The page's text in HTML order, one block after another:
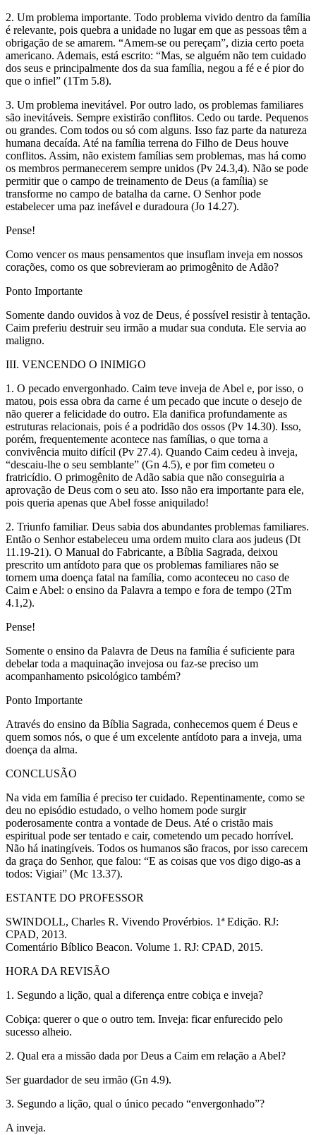
2. Um problema importante. Todo problema vivido dentro da família
é relevante, pois quebra a unidade no lugar em que as pessoas têm a
obrigação de se amarem. “Amem-se ou pereçam”, dizia certo poeta
americano. Ademais, está escrito: “Mas, se alguém não tem cuidado
dos seus e principalmente dos da sua família, negou a fé e é pior do
que o infiel” (1Tm 5.8).
3. Um problema inevitável. Por outro lado, os problemas familiares
são inevitáveis. Sempre existirão conflitos. Cedo ou tarde. Pequenos
ou grandes. Com todos ou só com alguns. Isso faz parte da natureza
humana decaída. Até na família terrena do Filho de Deus houve
conflitos. Assim, não existem famílias sem problemas, mas há como
os membros permanecerem sempre unidos (Pv 24.3,4). Não se pode
permitir que o campo de treinamento de Deus (a família) se
transforme no campo de batalha da carne. O Senhor pode
estabelecer uma paz inefável e duradoura (Jo 14.27).
Pense!
Como vencer os maus pensamentos que insuflam inveja em nossos
corações, como os que sobrevieram ao primogênito de Adão?
Ponto Importante
Somente dando ouvidos à voz de Deus, é possível resistir à tentação.
Caim preferiu destruir seu irmão a mudar sua conduta. Ele servia ao
maligno.
III. VENCENDO O INIMIGO
1. O pecado envergonhado. Caim teve inveja de Abel e, por isso, o
matou, pois essa obra da carne é um pecado que incute o desejo de
não querer a felicidade do outro. Ela danifica profundamente as
estruturas relacionais, pois é a podridão dos ossos (Pv 14.30). Isso,
porém, frequentemente acontece nas famílias, o que torna a
convivência muito difícil (Pv 27.4). Quando Caim cedeu à inveja,
“descaiu-lhe o seu semblante” (Gn 4.5), e por fim cometeu o
fratricídio. O primogênito de Adão sabia que não conseguiria a
aprovação de Deus com o seu ato. Isso não era importante para ele,
pois queria apenas que Abel fosse aniquilado!
2. Triunfo familiar. Deus sabia dos abundantes problemas familiares.
Então o Senhor estabeleceu uma ordem muito clara aos judeus (Dt
11.19-21). O Manual do Fabricante, a Bíblia Sagrada, deixou
prescrito um antídoto para que os problemas familiares não se
tornem uma doença fatal na família, como aconteceu no caso de
Caim e Abel: o ensino da Palavra a tempo e fora de tempo (2Tm
4.1,2).
Pense!
Somente o ensino da Palavra de Deus na família é suficiente para
debelar toda a maquinação invejosa ou faz-se preciso um
acompanhamento psicológico também?
Ponto Importante
Através do ensino da Bíblia Sagrada, conhecemos quem é Deus e
quem somos nós, o que é um excelente antídoto para a inveja, uma
doença da alma.
CONCLUSÃO
Na vida em família é preciso ter cuidado. Repentinamente, como se
deu no episódio estudado, o velho homem pode surgir
poderosamente contra a vontade de Deus. Até o cristão mais
espiritual pode ser tentado e cair, cometendo um pecado horrível.
Não há inatingíveis. Todos os humanos são fracos, por isso carecem
da graça do Senhor, que falou: “E as coisas que vos digo digo-as a
todos: Vigiai” (Mc 13.37).
ESTANTE DO PROFESSOR
SWINDOLL, Charles R. Vivendo Provérbios. 1ª Edição. RJ:
CPAD, 2013.
Comentário Bíblico Beacon. Volume 1. RJ: CPAD, 2015.
HORA DA REVISÃO
1. Segundo a lição, qual a diferença entre cobiça e inveja?
Cobiça: querer o que o outro tem. Inveja: ficar enfurecido pelo
sucesso alheio.
2. Qual era a missão dada por Deus a Caim em relação a Abel?
Ser guardador de seu irmão (Gn 4.9).
3. Segundo a lição, qual o único pecado “envergonhado”?
A inveja.